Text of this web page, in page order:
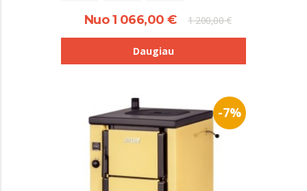
Nuo 1 066,00 € 1 200,00 €
Daugiau
-7%